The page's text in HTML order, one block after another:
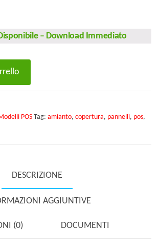
– Download Immediato
POSTag: amianto, copertura, pannelli, pos,
DESCRIZIONE
AGGIUNTIVE
(0) DOCUMENTI